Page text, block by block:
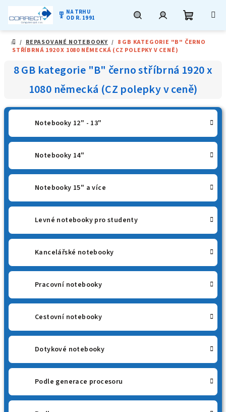
obsah
military_tech NA TRHU
OD R. 1991
DOMŮ
/ REPASOVANÉ NOTEBOOKY / 8 GB KATEGORIE "B" ČERNO
STŘÍBRNÁ 1920 X 1080 NĚMECKÁ (CZ POLEPKY V CENĚ)
8 GB kategorie "B" černo stříbrná 1920 x
1080 německá (CZ polepky v ceně)
Notebooky 12" - 13"
Notebooky 14"
Notebooky 15" a více
Levné notebooky pro studenty
Kancelářské notebooky
Pracovní notebooky
Cestovní notebooky
Dotykové notebooky
Podle generace procesoru